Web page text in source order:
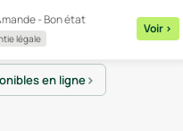
- Bon état
légale
Voir >
en ligne